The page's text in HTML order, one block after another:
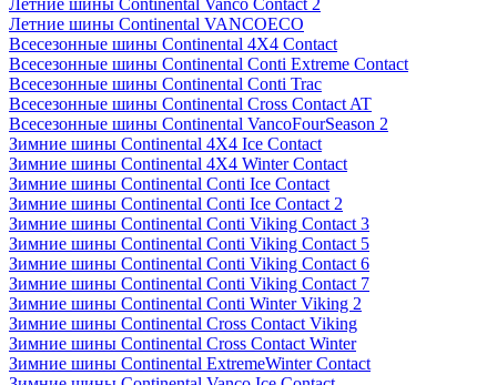
Летние шины Continental Vanco Contact 2
Летние шины Continental VANCOECO
Всесезонные шины Continental 4X4 Contact
Всесезонные шины Continental Conti Extreme Contact
Всесезонные шины Continental Conti Trac
Всесезонные шины Continental Cross Contact AT
Всесезонные шины Continental VancoFourSeason 2
Зимние шины Continental 4X4 Ice Contact
Зимние шины Continental 4X4 Winter Contact
Зимние шины Continental Conti Ice Contact
Зимние шины Continental Conti Ice Contact 2
Зимние шины Continental Conti Viking Contact 3
Зимние шины Continental Conti Viking Contact 5
Зимние шины Continental Conti Viking Contact 6
Зимние шины Continental Conti Viking Contact 7
Зимние шины Continental Conti Winter Viking 2
Зимние шины Continental Cross Contact Viking
Зимние шины Continental Cross Contact Winter
Зимние шины Continental ExtremeWinter Contact